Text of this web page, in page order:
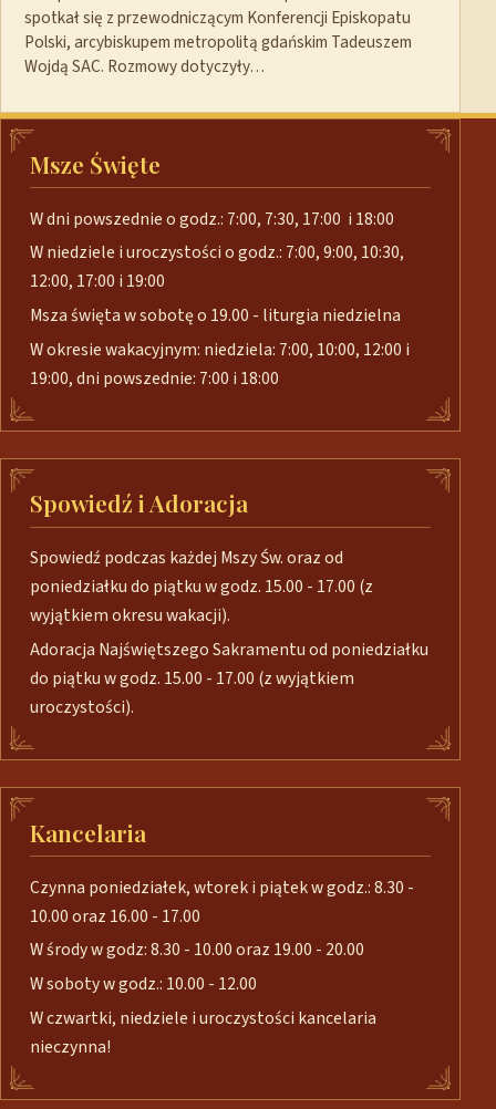
spotkał się z przewodniczącym Konferencji Episkopatu
Polski, arcybiskupem metropolitą gdańskim Tadeuszem
Wojdą SAC. Rozmowy dotyczyły…
Msze Święte
W dni powszednie o godz.: 7:00, 7:30, 17:00 i 18:00
W niedziele i uroczystości o godz.: 7:00, 9:00, 10:30,
12:00, 17:00 i 19:00
Msza święta w sobotę o 19.00 - liturgia niedzielna
W okresie wakacyjnym: niedziela: 7:00, 10:00, 12:00 i
19:00, dni powszednie: 7:00 i 18:00
Spowiedź i Adoracja
Spowiedź podczas każdej Mszy Św. oraz od
poniedziałku do piątku w godz. 15.00 - 17.00 (z
wyjątkiem okresu wakacji).
Adoracja Najświętszego Sakramentu od poniedziałku
do piątku w godz. 15.00 - 17.00 (z wyjątkiem
uroczystości).
Kancelaria
Czynna poniedziałek, wtorek i piątek w godz.: 8.30 -
10.00 oraz 16.00 - 17.00
W środy w godz: 8.30 - 10.00 oraz 19.00 - 20.00
W soboty w godz.: 10.00 - 12.00
W czwartki, niedziele i uroczystości kancelaria
nieczynna!